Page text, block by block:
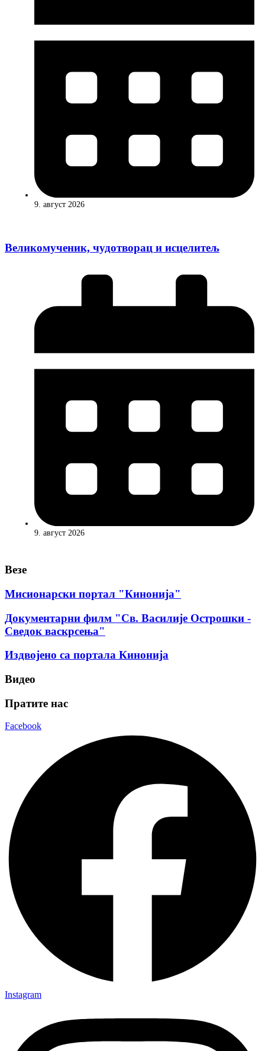
9. август 2026
Великомученик, чудотворац и исцелитељ
9. август 2026
Везе
Мисионарски портал "Кинонија"
Документарни филм "Св. Василије Острошки -
Сведок васкрсења"
Издвојено са портала Кинонија
Видео
Пратите нас
Facebook
Instagram